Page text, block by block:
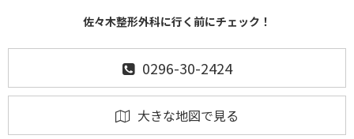
佐々木整形外科に行く前にチェック！
0296-30-2424
大きな地図で見る